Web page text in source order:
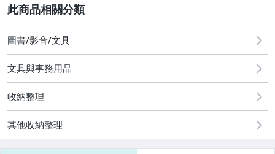
嬰幼兒與孕婦
圖書/影音/文具
居家、家具與園藝
圖書/影音/文具
文具與事務用品
收納整理
其他收納整理